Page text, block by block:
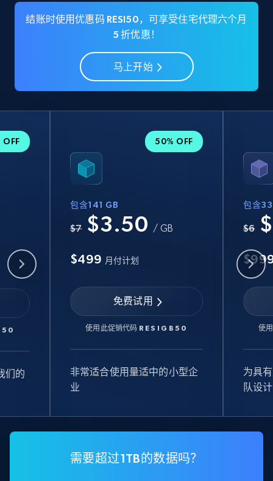
结账时使用优惠码 RESI50，可享受住宅代理六个月
5 折优惠！
马上开始
OFF
们的
50% OFF
包含141 GB
$7 $3.50 / GB
$499 月付计划
免费试用
使用此促销代码 RESIGB50
非常适合使用量适中的小型企
业
包含
$6
使
为具
队设计
需要超过1TB的数据吗？